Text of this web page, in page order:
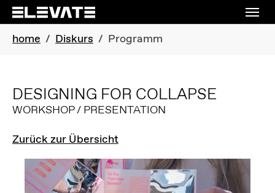
Skip to main navigation
Skip to main content
Skip to page footer
You are here:
home Diskurs Programm
DESIGNING FOR COLLAPSE
WORKSHOP / PRESENTATION
Zurück zur Übersicht